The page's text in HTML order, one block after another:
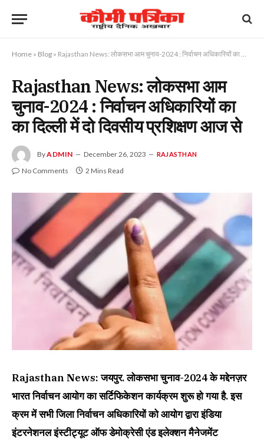
Home » Blog » Rajasthan News: लोकसभा आम चुनाव-2024 : निर्वाचन अधिकारियों का का दिल्ली में दो दिवसीय प्रशिक्षण आज से
Rajasthan News: लोकसभा आम
चुनाव-2024 : निर्वाचन अधिकारियों का
का दिल्ली में दो दिवसीय प्रशिक्षण आज से
ByADMIN December 26, 2023 RAJASTHAN
No Comments 2 Mins Read
Rajasthan News: जयपुर. लोकसभा चुनाव-2024 के मद्देनज़र
भारत निर्वाचन आयोग का सर्टिफिकेशन कार्यक्रम शुरू हो गया है. इस
क्रम में सभी जिला निर्वाचन अधिकारियों को आयोग द्वारा इंडिया
इंटरनेशनल इंस्टीट्यूट ऑफ डेमोक्रेसी एंड इलेक्शन मैनेजमेंट